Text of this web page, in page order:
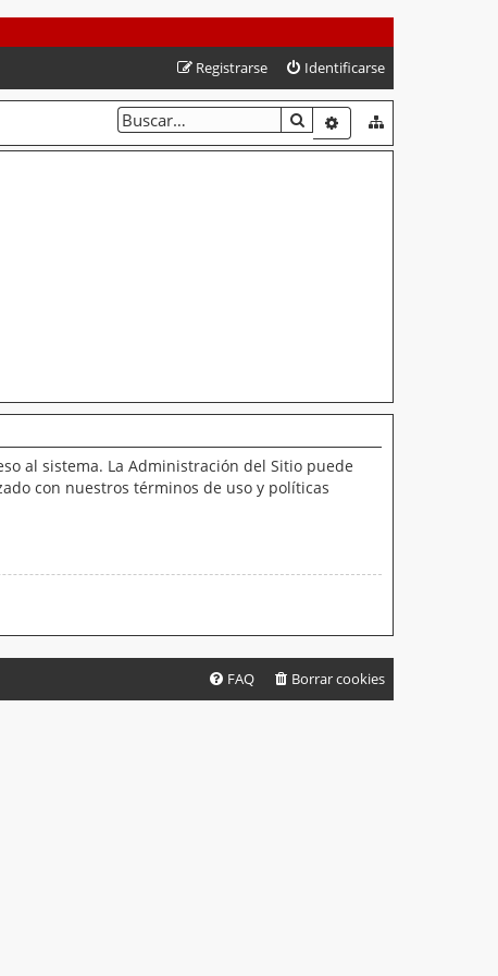
Identificarse
Registrarse
BUSCARBÚSQUEDA
al sistema. La Administración del Sitio puede
con nuestros términos de uso y políticas
Borrar cookies
FAQ